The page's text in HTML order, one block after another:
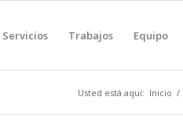
Servicios Trabajos Equipo
Usted está aquí: Inicio /